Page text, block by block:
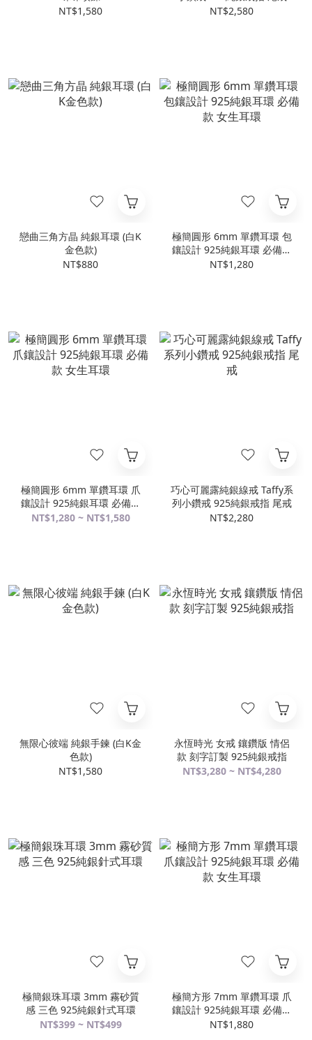
NT$1,580
NT$2,580
戀曲三角方晶 純銀耳環 (白K
金色款)
NT$880
極簡圓形 6mm 單鑽耳環 包
鑲設計 925純銀耳環 必備款
女生耳環
NT$1,280
極簡圓形 6mm 單鑽耳環 爪
鑲設計 925純銀耳環 必備款
女生耳環
NT$1,280 ~ NT$1,580
巧心可麗露純銀線戒 Taffy系
列小鑽戒 925純銀戒指 尾戒
NT$2,280
無限心彼端 純銀手鍊 (白K金
色款)
NT$1,580
永恆時光 女戒 鑲鑽版 情侶
款 刻字訂製 925純銀戒指
NT$3,280 ~ NT$4,280
極簡銀珠耳環 3mm 霧砂質
感 三色 925純銀針式耳環
NT$399 ~ NT$499
極簡方形 7mm 單鑽耳環 爪
鑲設計 925純銀耳環 必備款
女生耳環
NT$1,880